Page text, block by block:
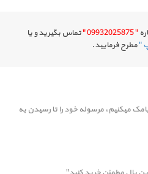
" 09932025875 "
تماس بگیرید و یا
"مطرح فرمایید.
میکنیم، مرسوله خود را تا رسيدن به